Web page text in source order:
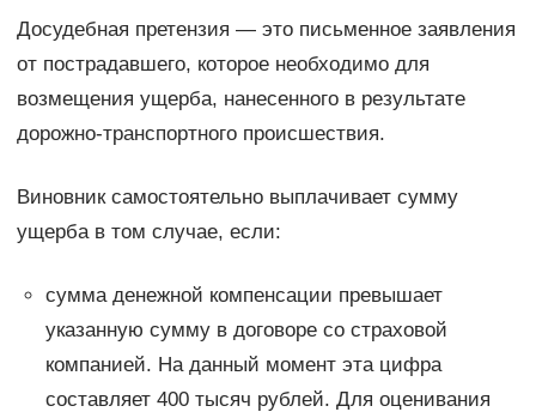
Досудебная претензия — это письменное заявления
от пострадавшего, которое необходимо для
возмещения ущерба, нанесенного в результате
дорожно-транспортного происшествия.
Виновник самостоятельно выплачивает сумму
ущерба в том случае, если:
сумма денежной компенсации превышает
указанную сумму в договоре со страховой
компанией. На данный момент эта цифра
составляет 400 тысяч рублей. Для оценивания